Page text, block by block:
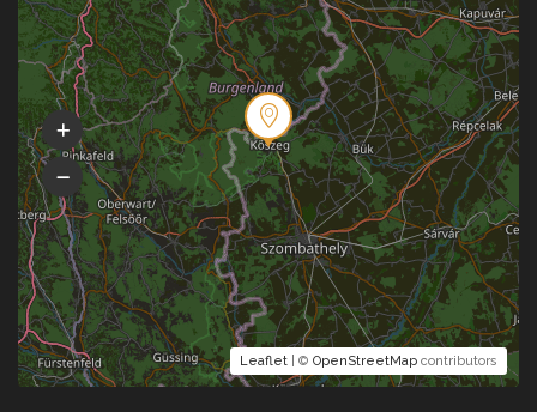
Leaflet | © OpenStreetMap contributors